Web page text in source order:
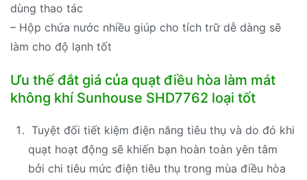
dùng thao tác
– Hộp chứa nước nhiều giúp cho tích trữ dễ dàng sẽ
làm cho độ lạnh tốt
Ưu thế đắt giá của quạt điều hòa làm mát
không khí Sunhouse SHD7762 loại tốt
Tuyệt đối tiết kiệm điện năng tiêu thụ và do đó khi
quạt hoạt động sẽ khiến bạn hoàn toàn yên tâm
bởi chi tiêu mức điện tiêu thụ trong mùa điều hòa